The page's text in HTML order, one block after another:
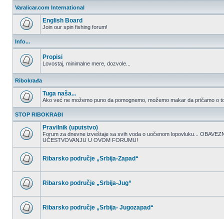
postova
Varalicar.com International
English Board
Join our spin fishing forum!
Info...
nepročitanih
postova
Propisi
Lovostaj, minimalne mere, dozvole...
Ribokrađa
postova
Tuga naša...
Ako već ne možemo puno da pomognemo, možemo makar da pričamo o
STOP RIBOKRAĐI
Nema
nepročitanih
Pravilnik (uputstvo)
Forum za dnevne izveštaje sa svih voda o uočenom lopovluku...
UČESTVOVANJU U OVOM FORUMU!
nepročitanih
Ribarsko područje „Srbija-Zapad“
nepročitanih
Ribarsko područje „Srbija-Jug“
Ribarsko područje „Srbija- Jugozapad“